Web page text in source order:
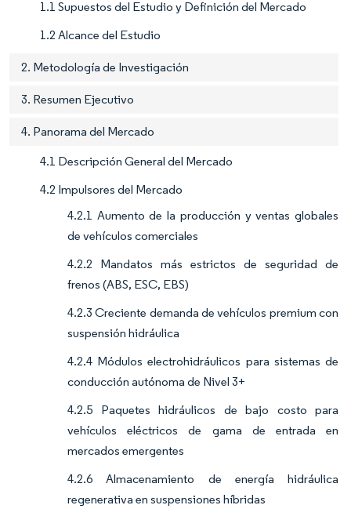
1.1 Supuestos del Estudio y Definición del Mercado
1.2 Alcance del Estudio
2. Metodología de Investigación
3. Resumen Ejecutivo
4. Panorama del Mercado
4.1 Descripción General del Mercado
4.2 Impulsores del Mercado
4.2.1 Aumento de la producción y ventas globales
de vehículos comerciales
4.2.2 Mandatos más estrictos de seguridad de
frenos (ABS, ESC, EBS)
4.2.3 Creciente demanda de vehículos premium con
suspensión hidráulica
4.2.4 Módulos electrohidráulicos para sistemas de
conducción autónoma de Nivel 3+
4.2.5 Paquetes hidráulicos de bajo costo para
vehículos eléctricos de gama de entrada en
mercados emergentes
4.2.6 Almacenamiento de energía hidráulica
regenerativa en suspensiones híbridas